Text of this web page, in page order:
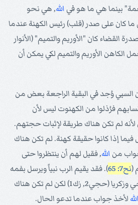
الله, هي نحو
ما كان على صدر (قلب) رئيس الكهنة عندما
القضاء كان "الأوريم والتميم" (الأنوار
الكاهن الأوريم والتميم لكي يمكن أن
السبي وُجد في البقية الراجعة بعض من
فرُذلوا من الكهنوت ليس لأن
لم تكن هناك طريقة لإثبات حجتهم.
إذا كانوا حقيقة كهنة. لم تكن هناك
من الله, فقيل لهم أن ينتظروا حتى
(نح7: 65
). فقد يقيم الرب نبياً ويرسل بفمه
جواباً كما فعل في أيام حجي وزكريا (حجي2, زك1) لكن لم تكن هناك
الله لأخذ جواب عندما تدعو الحال.